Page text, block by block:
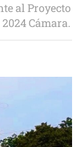
al Proyecto
Cámara.